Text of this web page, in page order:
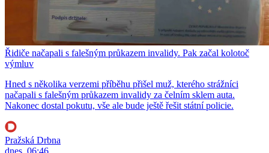
Řidiče načapali s falešným průkazem invalidy. Pak začal kolotoč
výmluv
Hned s několika verzemi příběhu přišel muž, kterého strážníci
načapali s falešným průkazem invalidy za čelním sklem auta.
Nakonec dostal pokutu, vše ale bude ještě řešit státní policie.
Pražská Drbna
dnes, 06:46